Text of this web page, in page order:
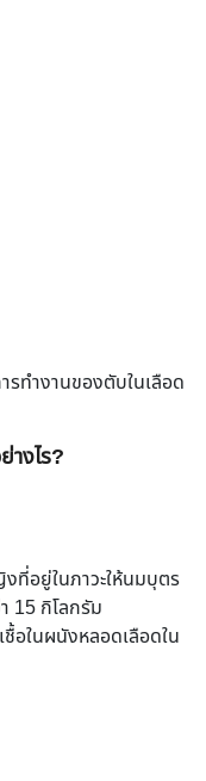
รทำงานของตับในเลือด
างไร?
ที่อยู่ในภาวะให้นมบุตร
15 กิโลกรัม
อในผนังหลอดเลือดใน